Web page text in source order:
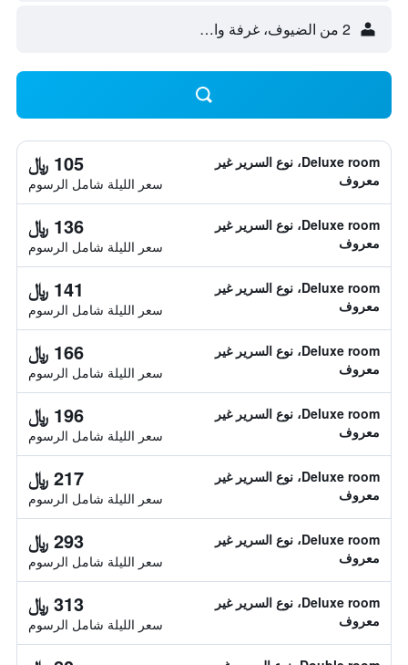
2 من الضيوف، غرفة واحدة
Deluxe room، نوع السرير غير
معروف
105 ﷼
سعر الليلة شامل الرسوم
Deluxe room، نوع السرير غير
معروف
136 ﷼
سعر الليلة شامل الرسوم
Deluxe room، نوع السرير غير
معروف
141 ﷼
سعر الليلة شامل الرسوم
Deluxe room، نوع السرير غير
معروف
166 ﷼
سعر الليلة شامل الرسوم
Deluxe room، نوع السرير غير
معروف
196 ﷼
سعر الليلة شامل الرسوم
Deluxe room، نوع السرير غير
معروف
217 ﷼
سعر الليلة شامل الرسوم
Deluxe room، نوع السرير غير
معروف
293 ﷼
سعر الليلة شامل الرسوم
Deluxe room، نوع السرير غير
معروف
313 ﷼
سعر الليلة شامل الرسوم